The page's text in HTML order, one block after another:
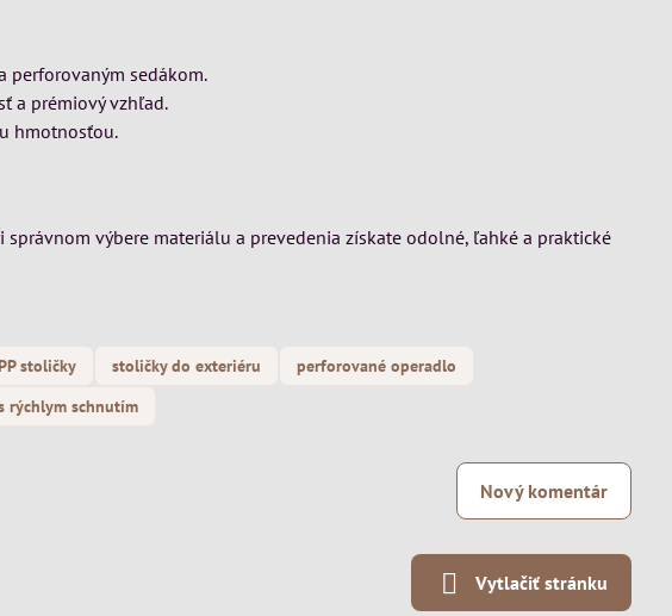
perforovaným sedákom.
a prémiový vzhľad.
hmotnosťou.
výbere materiálu a prevedenia získate odolné, ľahké a praktické
stoličky stoličky do exteriéru
perforované operadlo
rýchlym schnutím
Nový komentár
Vytlačiť stránku